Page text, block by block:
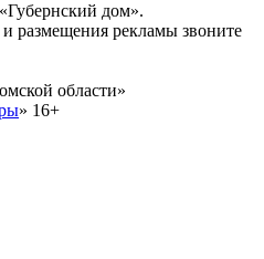
дом».
размещения рекламы звоните
области»
» 16+